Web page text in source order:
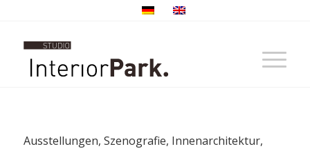
Ausstellungen, Szenografie, Innenarchitektur,